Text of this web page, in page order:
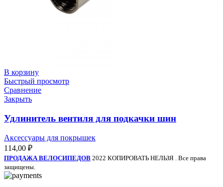
В корзину
Быстрый просмотр
Сравнение
Закрыть
Удлинитель вентиля для подкачки шин
Аксессуары для покрышек
114,00 ₽
ПРОДАЖА ВЕЛОСИПЕДОВ 2022 КОПИРОВАТЬ НЕЛЬЗЯ . Все права
защищены.